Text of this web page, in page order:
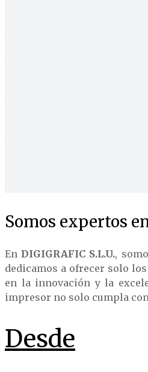
Somos expertos
EnDIGIGRAFIC S.L.U.,
dedicamos a ofrecer solo
en la innovación y la
impresor no solo cumpla
Desde